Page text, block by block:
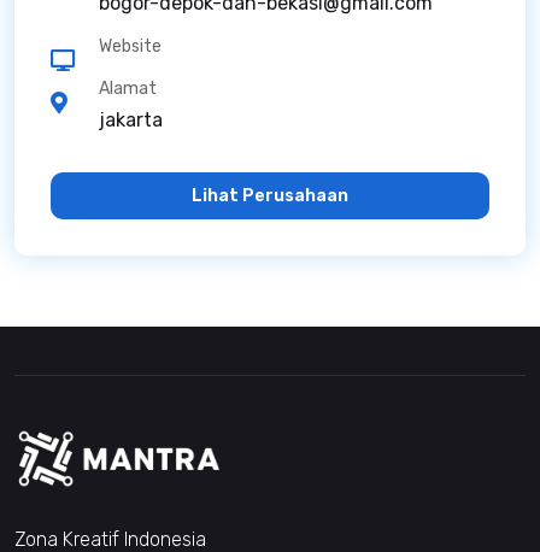
Website
Alamat
jakarta
Lihat Perusahaan
Zona Kreatif Indonesia